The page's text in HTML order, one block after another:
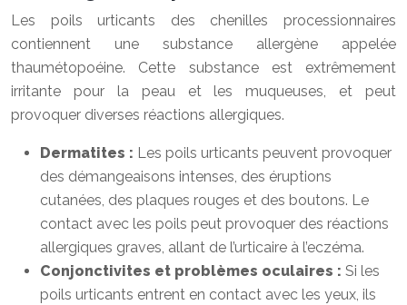
Les poils urticants des chenilles processionnaires
contiennent une substance allergène appelée
thaumétopoéine. Cette substance est extrêmement
irritante pour la peau et les muqueuses, et peut
provoquer diverses réactions allergiques.
Dermatites : Les poils urticants peuvent provoquer
des démangeaisons intenses, des éruptions
cutanées, des plaques rouges et des boutons. Le
contact avec les poils peut provoquer des réactions
allergiques graves, allant de l’urticaire à l’eczéma.
Conjonctivites et problèmes oculaires : Si les
poils urticants entrent en contact avec les yeux, ils